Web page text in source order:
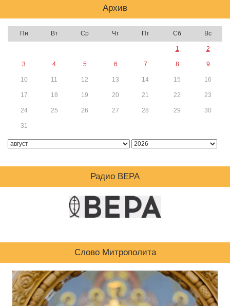
Архив
Пн Вт Ср Чт Пт Сб Вс
1 2
3 4 5 6 7 8 9
10 11 12 13 14 15 16
17 18 19 20 21 22 23
24 25 26 27 28 29 30
31
Радио ВЕРА
Слово Митрополита